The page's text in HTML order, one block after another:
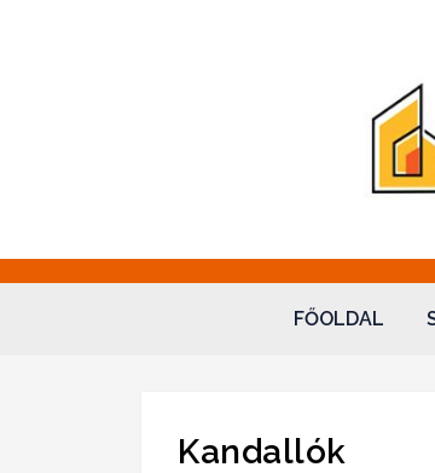
Fatüzelés –
"Sol omnibus licet"
FŐOLDAL
Kandallók